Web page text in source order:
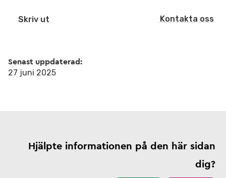
Skriv ut Kontakta oss
Senast uppdaterad:
27 juni 2025
Hjälpte informationen på den här sidan
dig?